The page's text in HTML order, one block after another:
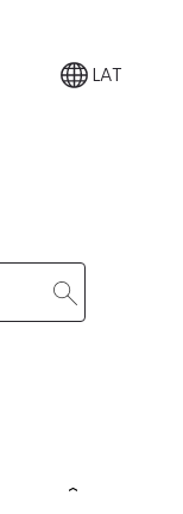
LAT
›